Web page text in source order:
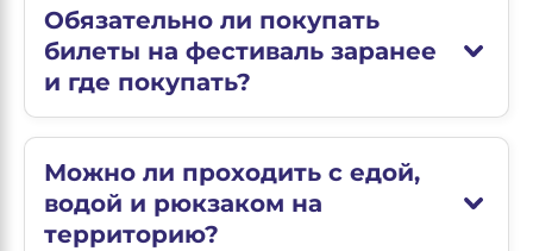
Обязательно ли покупать
билеты на фестиваль заранее
и где покупать?
Можно ли проходить с едой,
водой и рюкзаком на
территорию?